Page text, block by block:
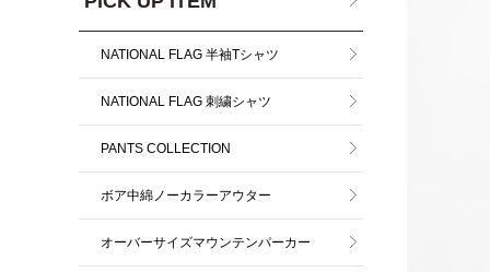
NATIONAL FLAG 半袖Tシャツ
NATIONAL FLAG 刺繍シャツ
PANTS COLLECTION
ボア中綿ノーカラーアウター
オーバーサイズマウンテンパーカー